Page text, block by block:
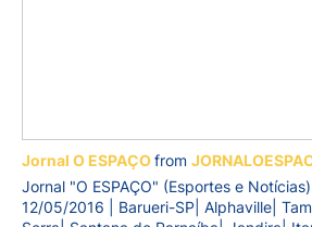
Jornal O ESPAÇOfrom
Jornal "O ESPAÇO" (Esportes e
12/05/2016 | Barueri-SP| Alphaville|